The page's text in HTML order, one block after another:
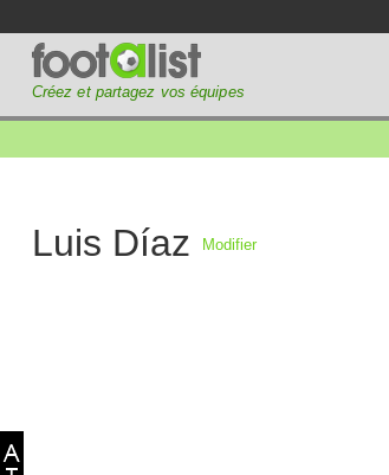
Créez et partagez vos équipes
Luis Díaz Modifier